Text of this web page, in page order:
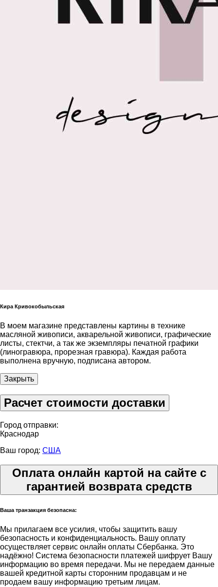
Кира Кривокобыльская
В моем магазине представлены картины в технике
масляной живописи, акварельной живописи, графические
листы, стектчи, а так же экземпляры печатной графики
(линогравюра, прорезная гравюра). Каждая работа
выполнена вручную, подписана автором.
Закрыть
Расчет стоимости доставки
Город отправки:
Краснодар
Ваш город: США
Оплата онлайн картой на сайте с
гарантией возврата средств
Ваша транзакция безопасна:
Мы прилагаем все усилия, чтобы защитить вашу
безопасность и конфиденциальность. Вашу оплату
осуществляет сервис онлайн оплаты Сбербанка. Это
надёжно! Система безопасности платежей шифрует Вашу
информацию во время передачи. Мы не передаем данные
вашей кредитной карты сторонним продавцам и не
продаем вашу информацию третьим лицам.